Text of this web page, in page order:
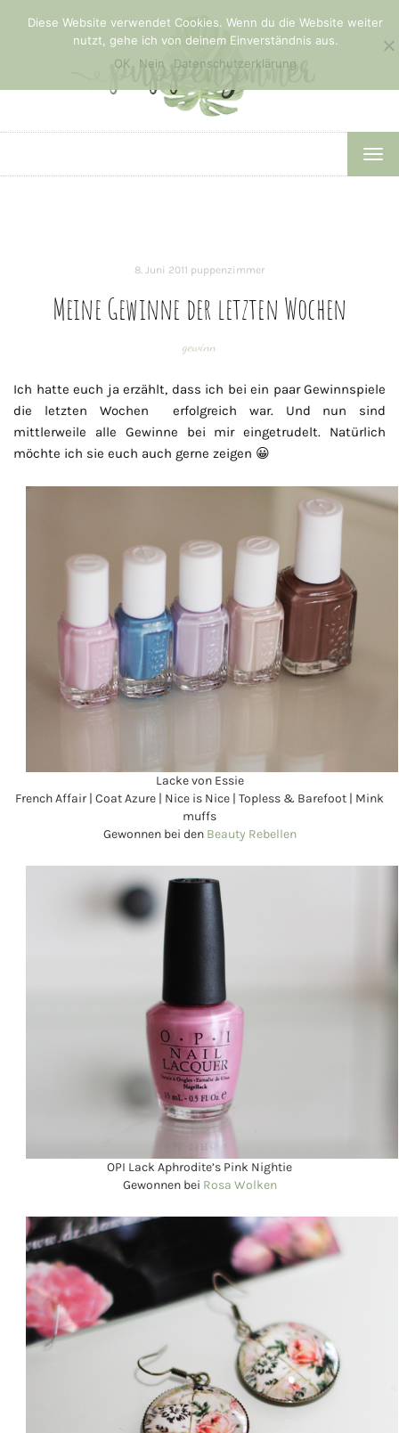
8. Juni 2011 puppenzimmer
Meine Gewinne der letzten Wochen
gewinn
Ich hatte euch ja erzählt, dass ich bei ein paar Gewinnspiele
die letzten Wochen erfolgreich war. Und nun sind
mittlerweile alle Gewinne bei mir eingetrudelt. Natürlich
möchte ich sie euch auch gerne zeigen 😀
Lacke von Essie
French Affair | Coat Azure | Nice is Nice | Topless & Barefoot | Mink
muffs
Gewonnen bei den Beauty Rebellen
OPI Lack Aphrodite’s Pink Nightie
Gewonnen bei Rosa Wolken
Diese Website verwendet Cookies. Wenn du die Website weiter
nutzt, gehe ich von deinem Einverständnis aus.
OK
Nein Datenschutzerklärung